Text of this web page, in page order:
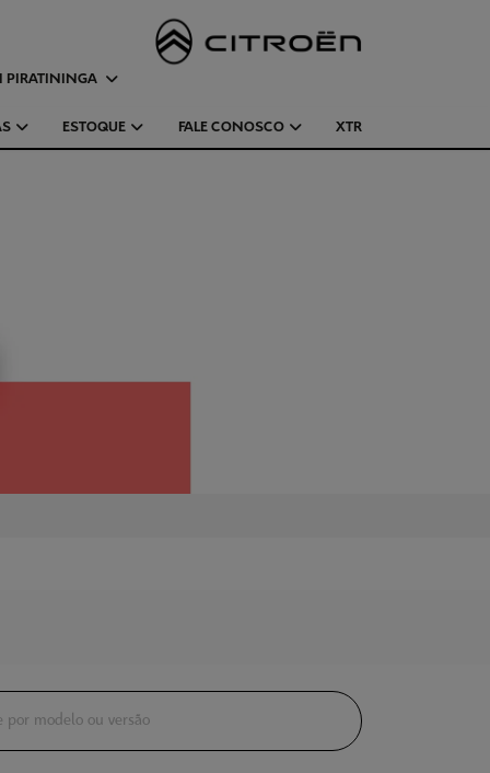
PIRATININGA
ESTOQUE FALE CONOSCO XTR